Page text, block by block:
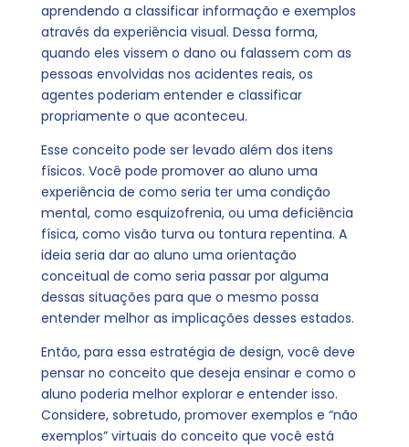
aprendendo a classificar informação e exemplos
através da experiência visual. Dessa forma,
quando eles vissem o dano ou falassem com as
pessoas envolvidas nos acidentes reais, os
agentes poderiam entender e classificar
propriamente o que aconteceu.
Esse conceito pode ser levado além dos itens
físicos. Você pode promover ao aluno uma
experiência de como seria ter uma condição
mental, como esquizofrenia, ou uma deficiência
física, como visão turva ou tontura repentina. A
ideia seria dar ao aluno uma orientação
conceitual de como seria passar por alguma
dessas situações para que o mesmo possa
entender melhor as implicações desses estados.
Então, para essa estratégia de design, você deve
pensar no conceito que deseja ensinar e como o
aluno poderia melhor explorar e entender isso.
Considere, sobretudo, promover exemplos e “não
exemplos” virtuais do conceito que você está